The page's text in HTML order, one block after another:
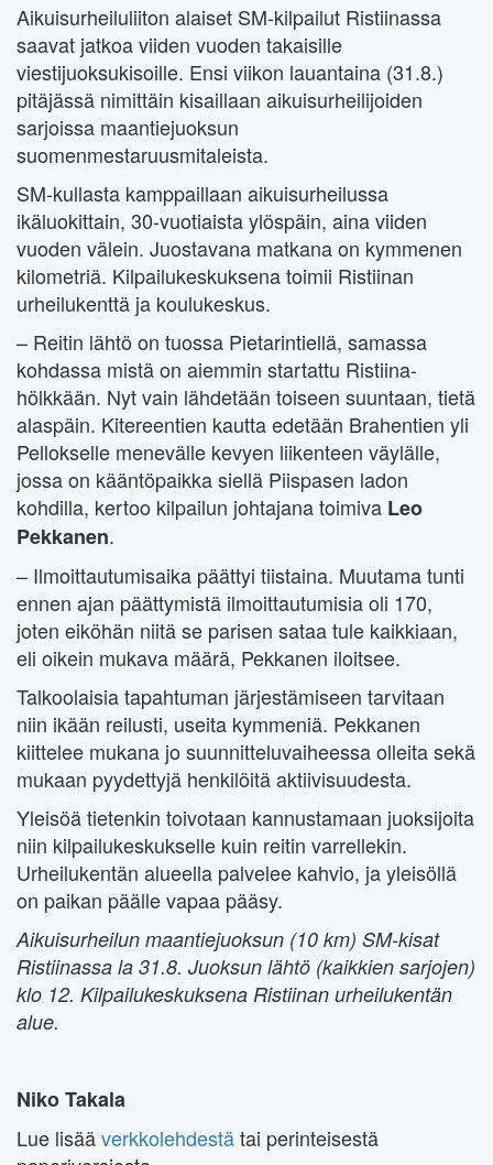
Aikuisurheiluliiton alaiset SM-kilpailut Ristiinassa
saavat jatkoa viiden vuoden takaisille
viestijuoksukisoille. Ensi viikon lauantaina (31.8.)
pitäjässä nimittäin kisaillaan aikuisurheilijoiden
sarjoissa maantiejuoksun
suomenmestaruusmitaleista.
SM-kullasta kamppaillaan aikuisurheilussa
ikäluokittain, 30-vuotiaista ylöspäin, aina viiden
vuoden välein. Juostavana matkana on kymmenen
kilometriä. Kilpailukeskuksena toimii Ristiinan
urheilukenttä ja koulukeskus.
– Reitin lähtö on tuossa Pietarintiellä, samassa
kohdassa mistä on aiemmin startattu Ristiina-
hölkkään. Nyt vain lähdetään toiseen suuntaan, tietä
alaspäin. Kitereentien kautta edetään Brahentien yli
Pellokselle menevälle kevyen liikenteen väylälle,
jossa on kääntöpaikka siellä Piispasen ladon
kohdilla, kertoo kilpailun johtajana toimiva Leo
Pekkanen.
– Ilmoittautumisaika päättyi tiistaina. Muutama tunti
ennen ajan päättymistä ilmoittautumisia oli 170,
joten eiköhän niitä se parisen sataa tule kaikkiaan,
eli oikein mukava määrä, Pekkanen iloitsee.
Talkoolaisia tapahtuman järjestämiseen tarvitaan
niin ikään reilusti, useita kymmeniä. Pekkanen
kiittelee mukana jo suunnitteluvaiheessa olleita sekä
mukaan pyydettyjä henkilöitä aktiivisuudesta.
Yleisöä tietenkin toivotaan kannustamaan juoksijoita
niin kilpailukeskukselle kuin reitin varrellekin.
Urheilukentän alueella palvelee kahvio, ja yleisöllä
on paikan päälle vapaa pääsy.
Aikuisurheilun maantiejuoksun (10 km) SM-kisat
Ristiinassa la 31.8. Juoksun lähtö (kaikkien sarjojen)
klo 12. Kilpailukeskuksena Ristiinan urheilukentän
alue.
Niko Takala
Lue lisääverkkolehdestätai perinteisestä